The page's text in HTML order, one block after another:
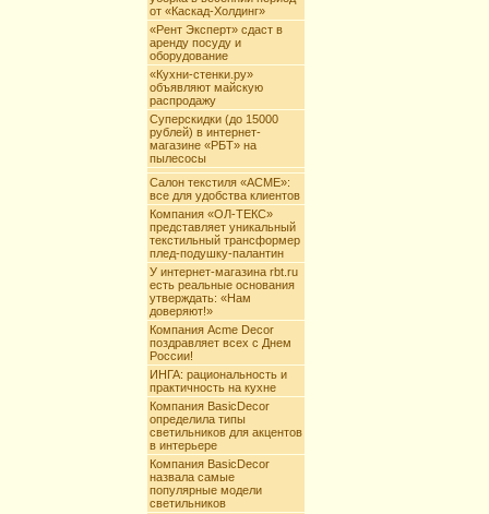
от «Каскад-Холдинг»
«Рент Эксперт» сдаст в
аренду посуду и
оборудование
«Кухни-стенки.ру»
объявляют майскую
распродажу
Суперскидки (до 15000
рублей) в интернет-
магазине «РБТ» на
пылесосы
Салон текстиля «АCME»:
все для удобства клиентов
Компания «ОЛ-ТЕКС»
представляет уникальный
текстильный трансформер
плед-подушку-палантин
У интернет-магазина rbt.ru
есть реальные основания
утверждать: «Нам
доверяют!»
Компания Acme Decor
поздравляет всех с Днем
России!
ИНГА: рациональность и
практичность на кухне
Компания BasicDecor
определила типы
светильников для акцентов
в интерьере
Компания BasicDecor
назвала самые
популярные модели
светильников